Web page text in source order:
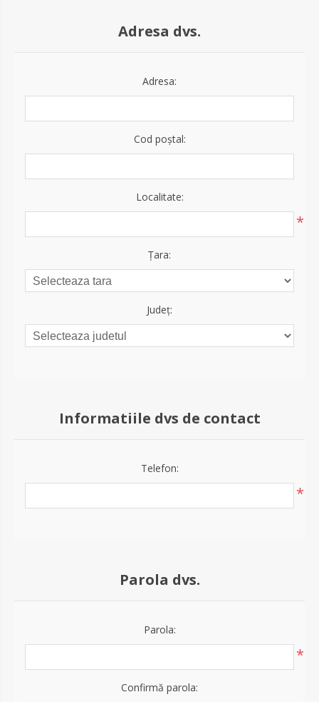
Adresa dvs.
Adresa:
Cod poştal:
Localitate:
*
Țara:
Județ:
Informatiile dvs de contact
Telefon:
*
Parola dvs.
Parola:
*
Confirmă parola: